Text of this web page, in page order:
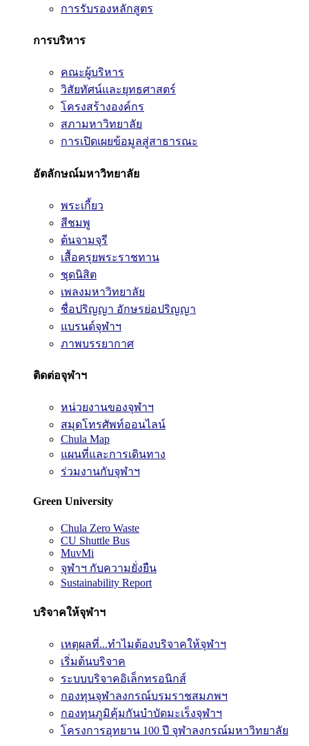
การรับรองหลักสูตร
การบริหาร
คณะผู้บริหาร
วิสัยทัศน์และยุทธศาสตร์
โครงสร้างองค์กร
สภามหาวิทยาลัย
การเปิดเผยข้อมูลสู่สาธารณะ
อัตลักษณ์มหาวิทยาลัย
พระเกี้ยว
สีชมพู
ต้นจามจุรี
เสื้อครุยพระราชทาน
ชุดนิสิต
เพลงมหาวิทยาลัย
ชื่อปริญญา อักษรย่อปริญญา
แบรนด์จุฬาฯ
ภาพบรรยากาศ
ติดต่อจุฬาฯ
หน่วยงานของจุฬาฯ
สมุดโทรศัพท์ออนไลน์
Chula Map
แผนที่และการเดินทาง
ร่วมงานกับจุฬาฯ
Green University
Chula Zero Waste
CU Shuttle Bus
MuvMi
จุฬาฯ กับความยั่งยืน
Sustainability Report
บริจาคให้จุฬาฯ
เหตุผลที่...ทำไมต้องบริจาคให้จุฬาฯ
เริ่มต้นบริจาค
ระบบบริจาคอิเล็กทรอนิกส์
กองทุนจุฬาลงกรณ์บรมราชสมภพฯ
กองทุนภูมิคุ้มกันบำบัดมะเร็งจุฬาฯ
โครงการอุทยาน 100 ปี จุฬาลงกรณ์มหาวิทยาลัย